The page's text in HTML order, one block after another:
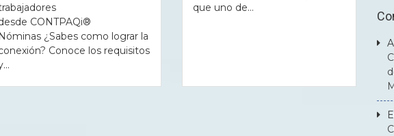
CONTPAQi®
Nóminas ¿Sabes como lograr la
Conoce los requisitos
que uno de...